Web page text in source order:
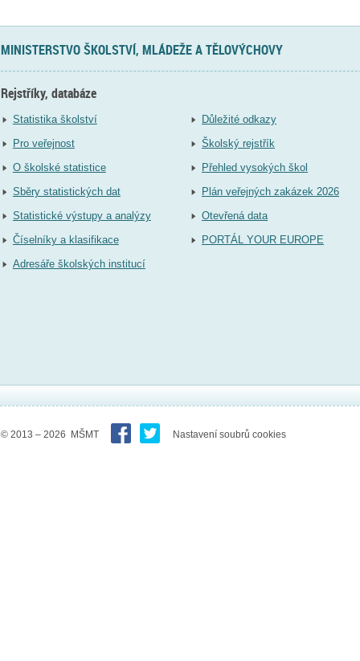
MINISTERSTVO ŠKOLSTVÍ, MLÁDEŽE A TĚLOVÝCHOVY
Rejstříky, databáze
Statistika školství
Pro veřejnost
O školské statistice
Sběry statistických dat
Statistické výstupy a analýzy
Číselníky a klasifikace
Adresáře školských institucí
Důležité odkazy
Školský rejstřík
Přehled vysokých škol
Plán veřejných zakázek 2026
Otevřená data
PORTÁL YOUR EUROPE
© 2013 – 2026 MŠMT Nastavení soubrů cookies